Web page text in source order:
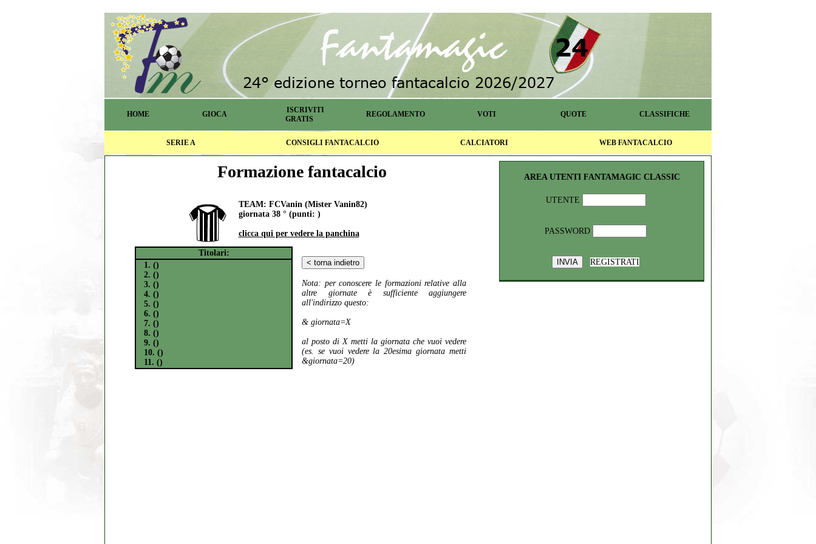
HOME GIOCA
ISCRIVITI
GRATIS
REGOLAMENTO VOTI QUOTE CLASSIFICHE
SERIE A CONSIGLI FANTACALCIO CALCIATORI WEB FANTACALCIO
Formazione fantacalcio
TEAM: FCVanin (Mister Vanin82)
giornata 38 ° (punti: )
clicca qui per vedere la panchina
Titolari:
1. ()
2. ()
3. ()
4. ()
5. ()
6. ()
7. ()
8. ()
9. ()
10. ()
11. ()
Nota: per conoscere le formazioni relative alla
altre giornate è sufficiente aggiungere
all'indirizzo questo:
& giornata=X
al posto di X metti la giornata che vuoi vedere
(es. se vuoi vedere la 20esima giornata metti
&giornata=20)
AREA UTENTI FANTAMAGIC CLASSIC
UTENTE
PASSWORD
REGISTRATI